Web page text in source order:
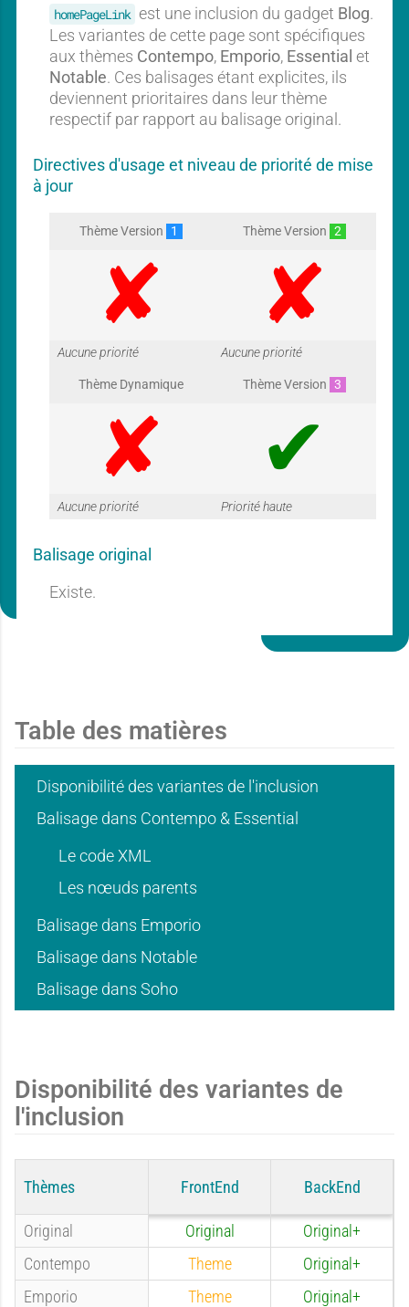
g
a
d
g
e
t
homePageLink est une inclusion du gadget Blog.
Les variantes de cette page sont spécifiques
aux thèmes Contempo, Emporio, Essential et
Notable. Ces balisages étant explicites, ils
deviennent prioritaires dans leur thème
respectif par rapport au balisage original.
Directives d'usage et niveau de priorité de mise
à jour
Thème Version 1
G
a
r
n
t
i
e
d
'
u
Aucune priorité
Thème Version 2
G
a
a
t
e
d
'
u
Aucune priorité
Thème Dynamique
G
r
a
n
t
i
e
d
Aucune priorité
Thème Version 3
G
a
a
i
e
d
Priorité haute
Balisage original
Existe.
Table des matières
Disponibilité des variantes de l'inclusion
Balisage dans Contempo & Essential
Le code XML
Les nœuds parents
Balisage dans Emporio
Balisage dans Notable
Balisage dans Soho
Disponibilité des variantes de
l'inclusion
Thèmes FrontEnd BackEnd
Original Original
Original+
Contempo
Theme
Original+
Emporio
Theme
Original+